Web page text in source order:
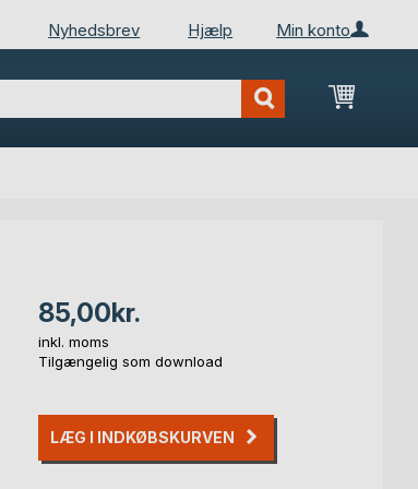
Min konto
Nyhedsbrev Hjælp
Min
85,00kr.
inkl. moms
Tilgængelig som download
LÆG I INDKØBSKURVEN